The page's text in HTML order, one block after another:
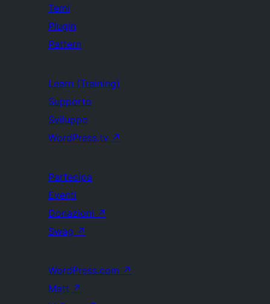
Temi
Plugin
Pattern
Learn (Training)
Supporto
Sviluppo
WordPress.tv ↗
Partecipa
Eventi
Donazioni ↗
Swag ↗
WordPress.com ↗
Matt ↗